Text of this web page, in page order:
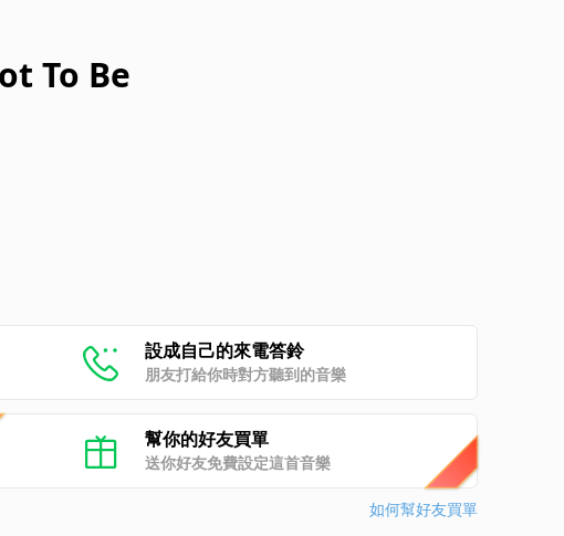
To Be
設成自己的來電答鈴
朋友打給你時對方聽到的音樂
幫你的好友買單
送你好友免費設定這首音樂
如何幫好友買單